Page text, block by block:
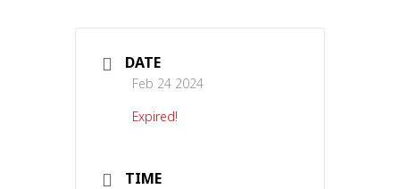
DATE
Feb 24 2024
Expired!
TIME